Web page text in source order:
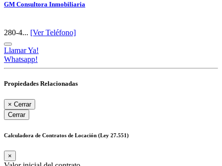
GM Consultora Inmobiliaria
280-4... [Ver Teléfono]
Llamar Ya!
Whatsapp!
Propiedades Relacionadas
× Cerrar
Cerrar
Calculadora de Contratos de Locación (Ley 27.551)
×